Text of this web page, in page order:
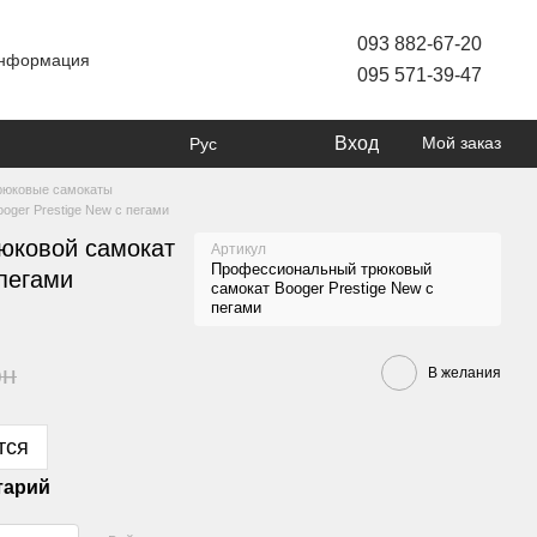
093 882-67-20
095 571-39-47
Рус Вход Мой заказ
самокаты
Prestige New с пегами
самокат
Артикул
Профессиональный трюковый
самокат Booger Prestige New с
пегами
В желания